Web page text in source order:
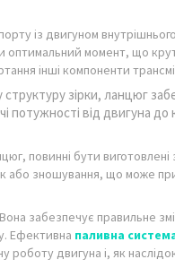
із двигуном
оптимальний момент, що
інші компоненти
зірки, ланцюг
потужності від двигуна до
повинні бути
або зношування, що може
забезпечує правильне
Ефективна паливна
двигуна і, як